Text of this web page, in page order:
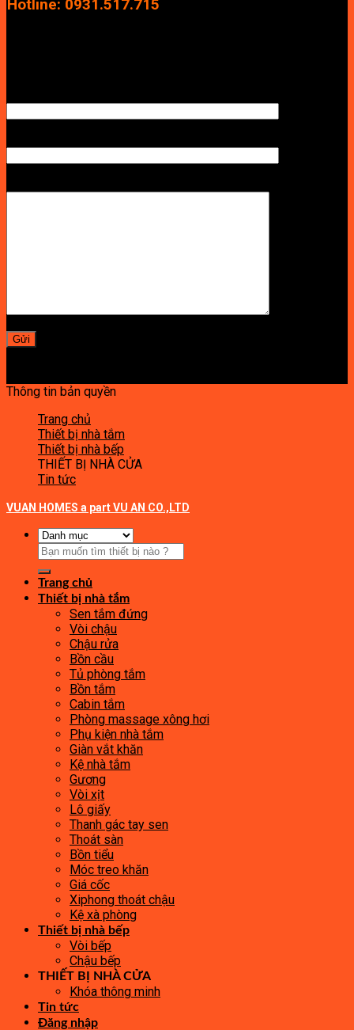
Hotline: 0931.517.715
Thông tin bản quyền
Trang chủ
Thiết bị nhà tắm
Thiết bị nhà bếp
THIẾT BỊ NHÀ CỬA
Tin tức
VUAN HOMES a part VU AN CO.,LTD
Tìm
kiếm:
Trang chủ
Thiết bị nhà tắm
Sen tắm đứng
Vòi chậu
Chậu rửa
Bồn cầu
Tủ phòng tắm
Bồn tắm
Cabin tắm
Phòng massage xông hơi
Phụ kiện nhà tắm
Giàn vắt khăn
Kệ nhà tắm
Gương
Vòi xịt
Lô giấy
Thanh gác tay sen
Thoát sàn
Bồn tiểu
Móc treo khăn
Giá cốc
Xiphong thoát chậu
Kệ xà phòng
Thiết bị nhà bếp
Vòi bếp
Chậu bếp
THIẾT BỊ NHÀ CỬA
Khóa thông minh
Tin tức
Đăng nhập